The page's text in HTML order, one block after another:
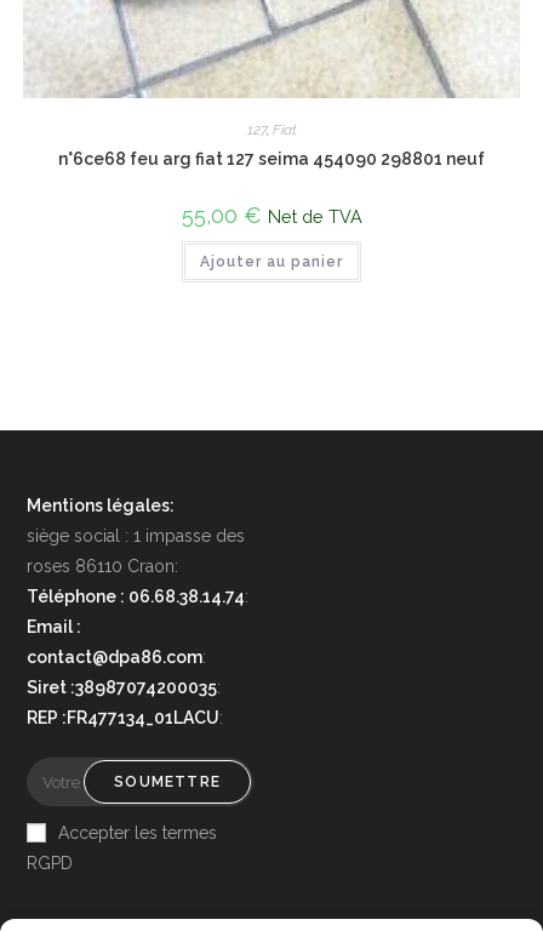
127, Fiat
n°6ce68 feu arg fiat 127 seima 454090 298801 neuf
55,00 € Net de TVA
Ajouter au panier
Mentions légales:
siège social : 1 impasse des
roses 86110 Craon:
Téléphone : 06.68.38.14.74:
Email :
contact@dpa86.com:
Siret :38987074200035:
REP :FR477134_01LACU:
SOUMETTRE
Accepter les termes
RGPD